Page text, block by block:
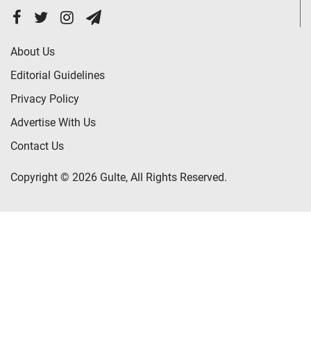
About Us
Editorial Guidelines
Privacy Policy
Advertise With Us
Contact Us
Copyright © 2026 Gulte, All Rights Reserved.